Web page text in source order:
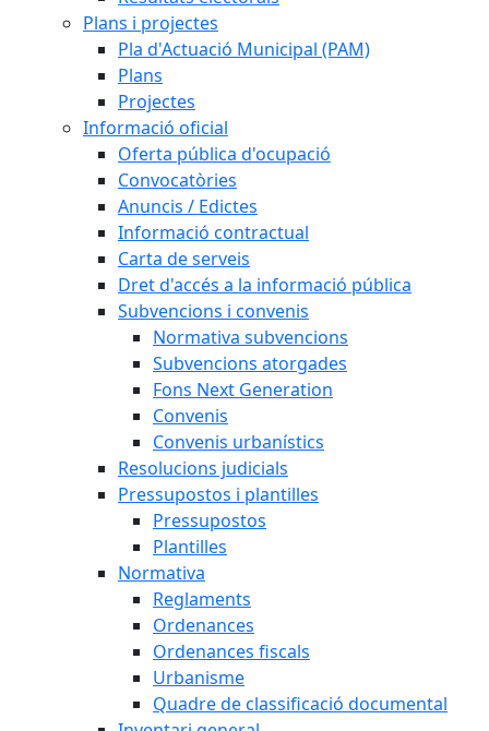
Plans i projectes
Pla d'Actuació Municipal (PAM)
Plans
Projectes
Informació oficial
Oferta pública d'ocupació
Convocatòries
Anuncis / Edictes
Informació contractual
Carta de serveis
Dret d'accés a la informació pública
Subvencions i convenis
Normativa subvencions
Subvencions atorgades
Fons Next Generation
Convenis
Convenis urbanístics
Resolucions judicials
Pressupostos i plantilles
Pressupostos
Plantilles
Normativa
Reglaments
Ordenances
Ordenances fiscals
Urbanisme
Quadre de classificació documental